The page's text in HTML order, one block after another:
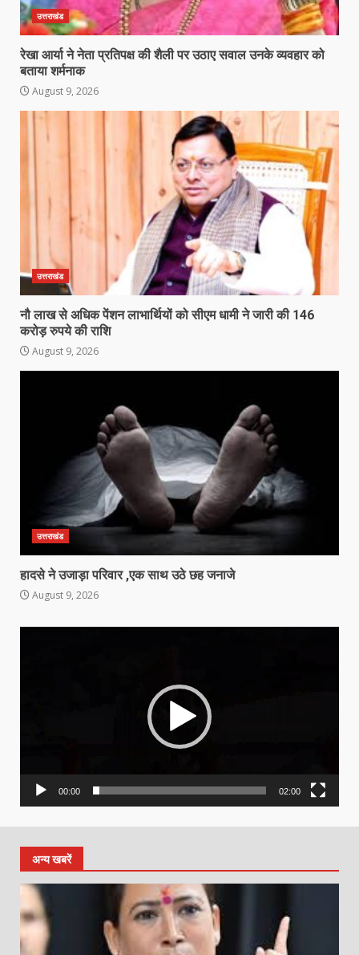
उत्तराखंड
रेखा आर्या ने नेता प्रतिपक्ष की शैली पर उठाए सवाल उनके व्यवहार को
बताया शर्मनाक
August 9, 2026
उत्तराखंड
नौ लाख से अधिक पेंशन लाभार्थियों को सीएम धामी ने जारी की 146
करोड़ रुपये की राशि
August 9, 2026
उत्तराखंड
हादसे ने उजाड़ा परिवार ,एक साथ उठे छह जनाजे
August 9, 2026
00:00 02:00
अन्य खबरें